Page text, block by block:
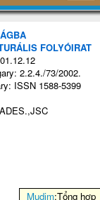
FOLYÓIRAT
2.2.4./73/2002.
ISSN 1588-5399
Mudim:Tổng hợp